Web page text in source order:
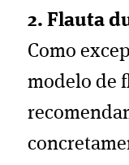
2. Flauta
Como
modelo de